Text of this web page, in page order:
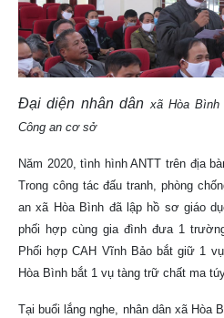
Đại diện nhân dân xã Hòa
Công an cơ sở
Năm 2020, tình hình ANTT trên địa
Trong công tác đấu tranh, phòng
an xã Hòa Bình đã lập hồ sơ giáo
phối hợp cùng gia đình đưa 1
Phối hợp CAH Vĩnh Bảo bắt giữ 1
Hòa Bình bắt 1 vụ tàng trữ chất ma
Tại buổi lắng nghe, nhân dân xã Hòa